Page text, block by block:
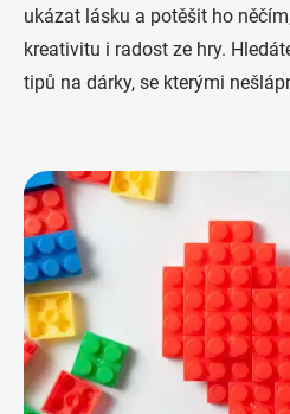
ukázat lásku a potěšit ho
kreativitu i radost ze hry.
tipů na dárky, se kterými